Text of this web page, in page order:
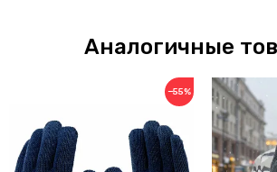
Аналогичные
−55%